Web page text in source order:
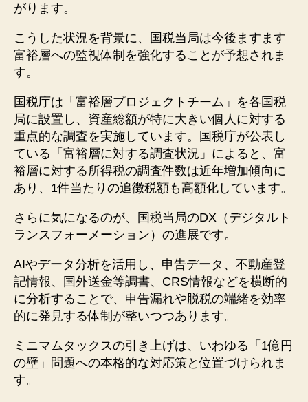
がります。
こうした状況を背景に、国税当局は今後ますます
富裕層への監視体制を強化することが予想されま
す。
国税庁は「富裕層プロジェクトチーム」を各国税
局に設置し、資産総額が特に大きい個人に対する
重点的な調査を実施しています。国税庁が公表し
ている「富裕層に対する調査状況」によると、富
裕層に対する所得税の調査件数は近年増加傾向に
あり、1件当たりの追徴税額も高額化しています。
さらに気になるのが、国税当局のDX（デジタルト
ランスフォーメーション）の進展です。
AIやデータ分析を活用し、申告データ、不動産登
記情報、国外送金等調書、CRS情報などを横断的
に分析することで、申告漏れや脱税の端緒を効率
的に発見する体制が整いつつあります。
ミニマムタックスの引き上げは、いわゆる「1億円
の壁」問題への本格的な対応策と位置づけられま
す。